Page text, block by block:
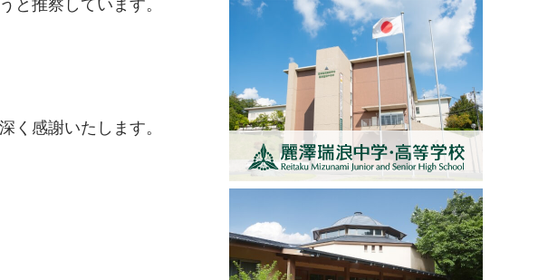
と推察しています。
く感謝いたします。